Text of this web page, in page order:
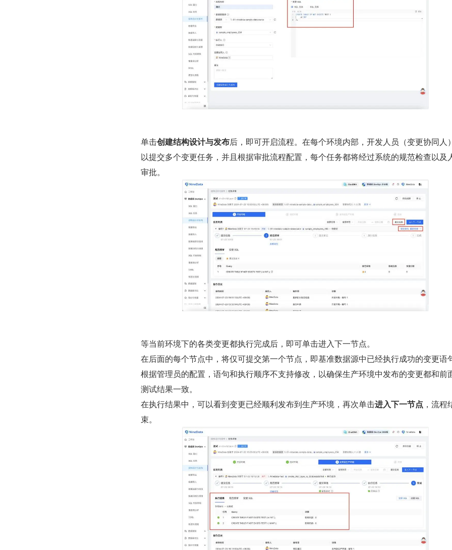
单击创建结构设计与发布后，即可开启流程。在每个环境内部，开发人员（变更协同人
以提交多个变更任务，并且根据审批流程配置，每个任务都将经过系统的规范检查以及
审批。
等当前环境下的各类变更都执行完成后，即可单击进入下一节点。
在后面的每个节点中，将仅可提交第一个节点，即基准数据源中已经执行成功的变更语
根据管理员的配置，语句和执行顺序不支持修改，以确保生产环境中发布的变更都和前
测试结果一致。
在执行结果中，可以看到变更已经顺利发布到生产环境，再次单击进入下一节点 ，流程
束。